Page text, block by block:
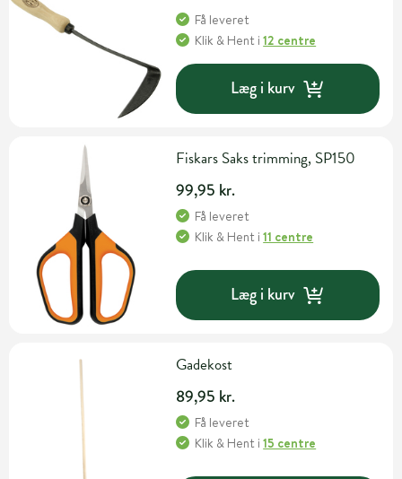
Få leveret
Klik & Hent i12 centre
Læg i kurv
Fiskars Saks trimming, SP150
99,95 kr.
Få leveret
Klik & Hent i11 centre
Læg i kurv
Gadekost
89,95 kr.
Få leveret
Klik & Hent i15 centre